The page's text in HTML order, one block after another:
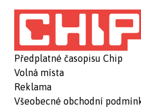
Předplatné časopisu Chip
Volná místa
Reklama
Všeobecné obchodní